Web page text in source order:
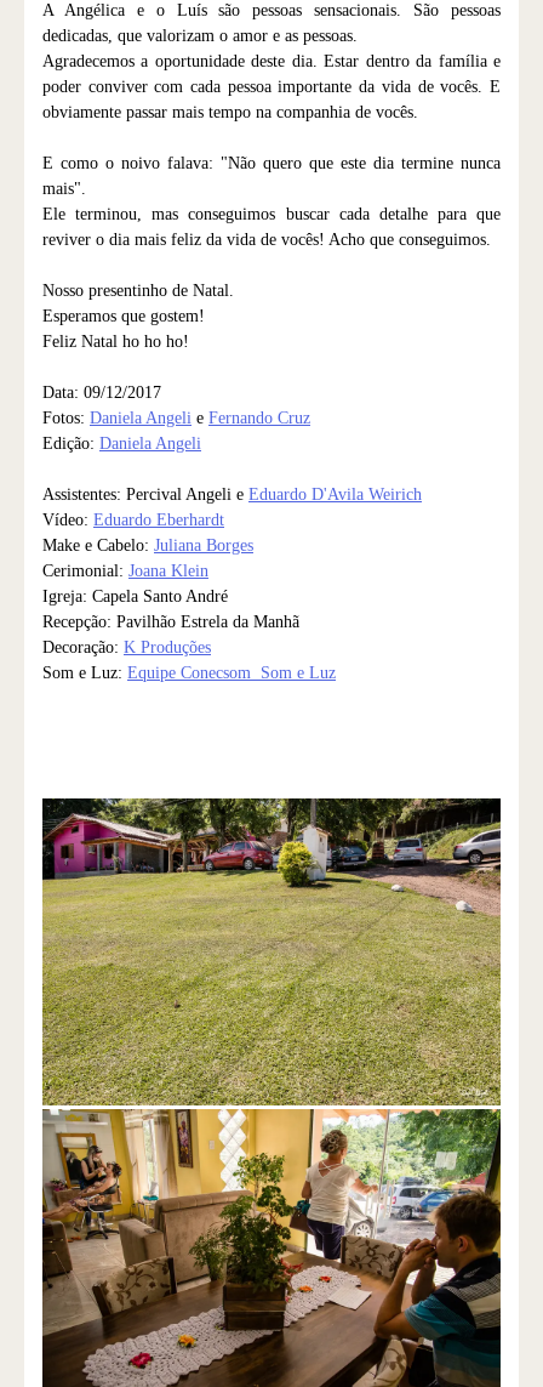
A Angélica e o Luís são pessoas sensacionais. São pessoas
dedicadas, que valorizam o amor e as pessoas.
Agradecemos a oportunidade deste dia. Estar dentro da família e
poder conviver com cada pessoa importante da vida de vocês. E
obviamente passar mais tempo na companhia de vocês.
E como o noivo falava: "Não quero que este dia termine nunca
mais".
Ele terminou, mas conseguimos buscar cada detalhe para que
reviver o dia mais feliz da vida de vocês! Acho que conseguimos.
Nosso presentinho de Natal.
Esperamos que gostem!
Feliz Natal ho ho ho!
Data: 09/12/2017
Fotos: Daniela Angeli e Fernando Cruz
Edição: Daniela Angeli
Assistentes: Percival Angeli e Eduardo D'Avila Weirich
Vídeo: Eduardo Eberhardt
Make e Cabelo: Juliana Borges
Cerimonial: Joana Klein
Igreja: Capela Santo André
Recepção: Pavilhão Estrela da Manhã
Decoração: K Produções
Som e Luz: Equipe Conecsom Som e Luz